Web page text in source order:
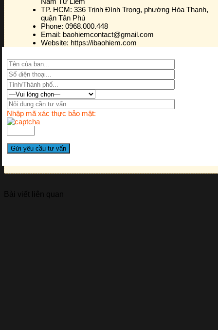
TP. HCM: 336 Trịnh Đình Trọng, phường Hòa Thạnh,
quận Tân Phú
Phone: 0968.000.448
Email: baohiemcontact@gmail.com
Website: https://ibaohiem.com
Nhập mã xác thực bảo mật:
Bài viết liên quan